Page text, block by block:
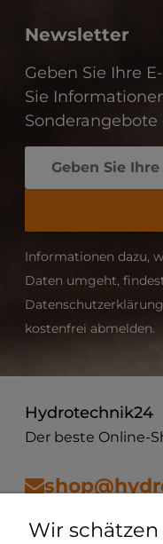
Newsletter
Geben Sie Ihre
Sie
Informationen dazu,
Daten umgeht,
kostenfrei abmelden.
Hydrotechnik24
Der beste Online-
Wir